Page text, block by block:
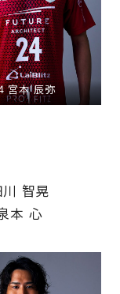
宮本 辰弥
智晃
本 心